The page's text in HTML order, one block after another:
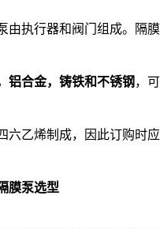
执行器和阀门组成。隔膜
铝合金，铸铁和不锈钢 ，
六乙烯制成，因此订购时
泵选型